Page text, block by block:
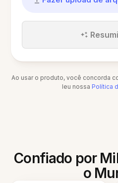
Ao usar o produto, você concorda
leu nossa Política
Confiado por
o